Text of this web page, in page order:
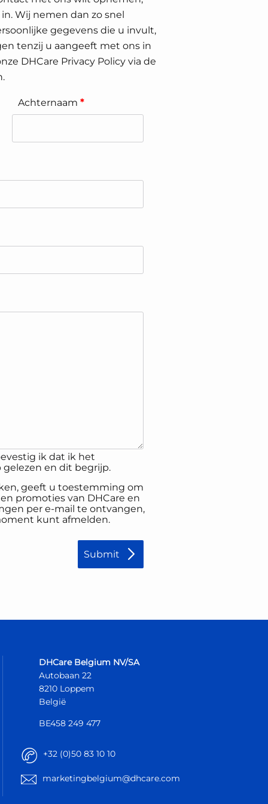
Wij nemen dan zo snel
gegevens die u invult,
tenzij u aangeeft met ons in
DHCare Privacy Policy via de
Achternaam *
ik dat ik het
gelezen en dit begrijp.
geeft u toestemming om
promoties van DHCare en
per e-mail te ontvangen,
kunt afmelden.
DHCare Belgium NV/SA
Autobaan 22
8210 Loppem
België
BE458 249 477
+32 (0)50 83 10 10
marketingbelgium@dhcare.com